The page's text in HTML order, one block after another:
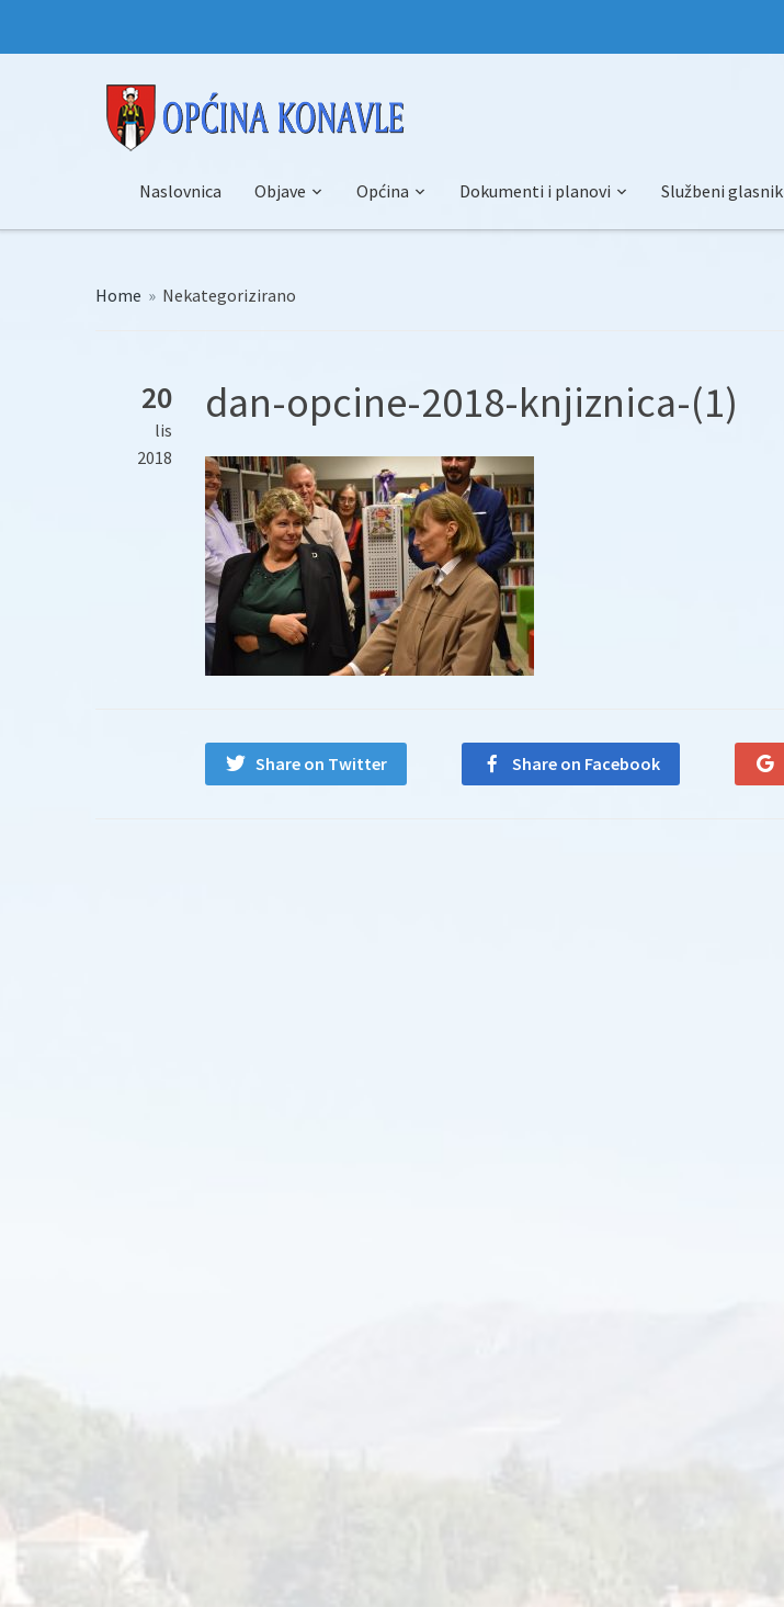
Naslovnica Objave Općina Dokumenti i planovi Službeni glasnik
Home » Nekategorizirano
20
lis
2018
dan-opcine-2018-knjiznica-(1)
Share on Twitter Share on Facebook